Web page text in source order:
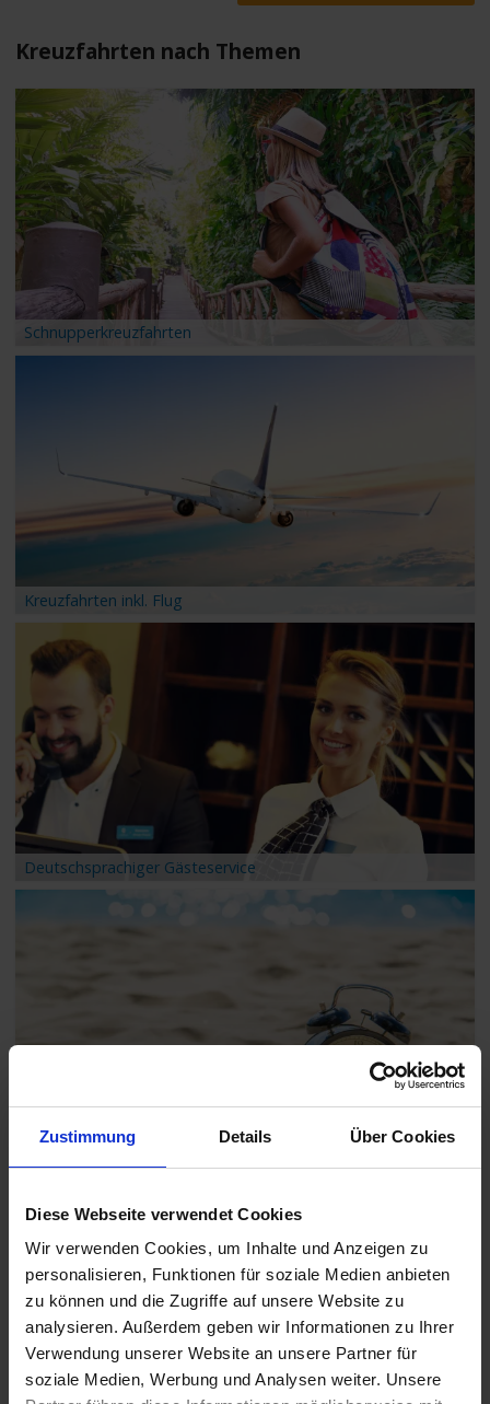
Zustimmung Details Über Cookies
Diese Webseite verwendet Cookies
Wir verwenden Cookies, um Inhalte und Anzeigen zu
personalisieren, Funktionen für soziale Medien anbieten
zu können und die Zugriffe auf unsere Website zu
analysieren. Außerdem geben wir Informationen zu Ihrer
Verwendung unserer Website an unsere Partner für
soziale Medien, Werbung und Analysen weiter. Unsere
Kreuzfahrten nach Themen
Schnupperkreuzfahrten
Kreuzfahrten inkl. Flug
Deutschsprachiger Gästeservice
Last Minute
Die beliebtesten Kreuzfahrt Reedereien